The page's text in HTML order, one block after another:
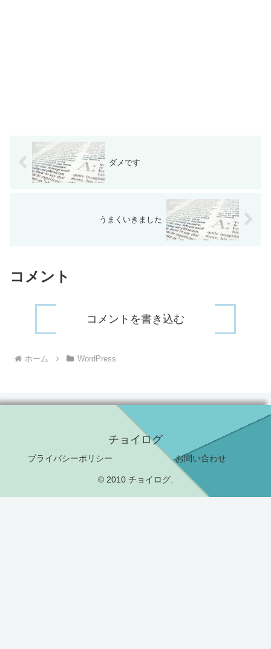
ダメです
うまくいきました
コメント
コメントを書き込む
ホーム WordPress
チョイログ
プライバシーポリシー お問い合わせ
© 2010 チョイログ.